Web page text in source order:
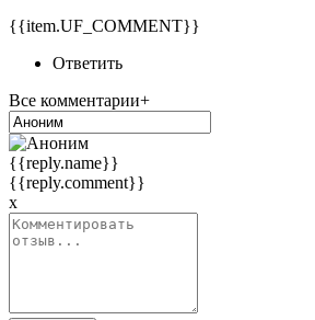
{{item.UF_COMMENT}}
Ответить
Все комментарии+
{{reply.name}}
{{reply.comment}}
x